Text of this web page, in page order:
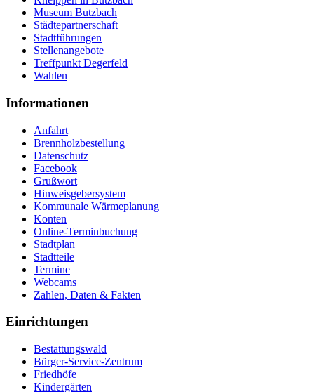
Museum Butzbach
Städtepartnerschaft
Stadtführungen
Stellenangebote
Treffpunkt Degerfeld
Wahlen
Informationen
Anfahrt
Brennholzbestellung
Datenschutz
Facebook
Grußwort
Hinweisgebersystem
Kommunale Wärmeplanung
Konten
Online-Terminbuchung
Stadtplan
Stadtteile
Termine
Webcams
Zahlen, Daten & Fakten
Einrichtungen
Bestattungswald
Bürger-Service-Zentrum
Friedhöfe
Kindergärten